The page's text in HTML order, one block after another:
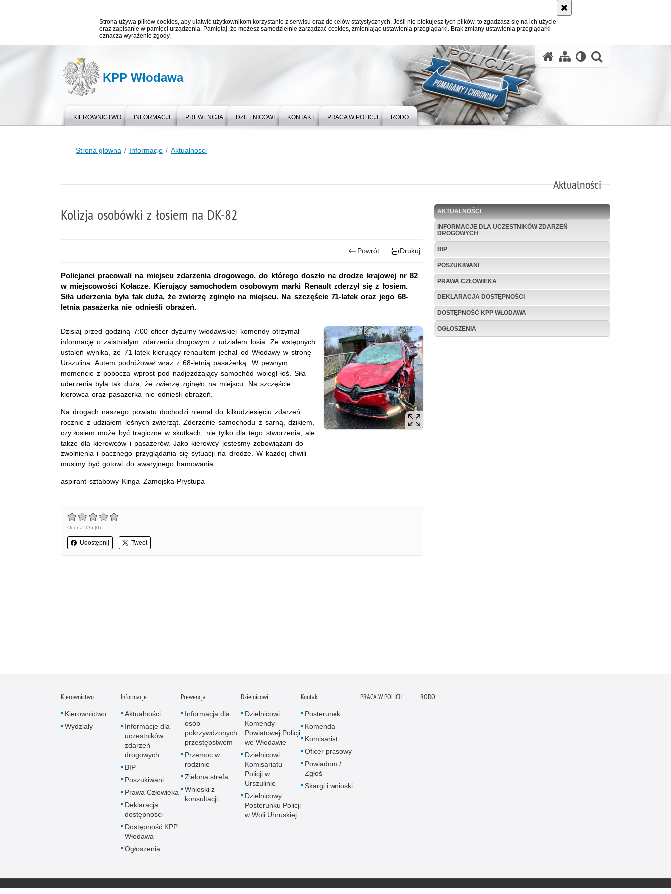
Strona używa plików cookies, aby ułatwić użytkownikom korzystanie z serwisu oraz do celów statystycznych. Jeśli nie blokujesz tych plików, to zgadzasz się na ich użycie
oraz zapisanie w pamięci urządzenia. Pamiętaj, że możesz samodzielnie zarządzać cookies, zmieniając ustawienia przeglądarki. Brak zmiany ustawienia przeglądarki
oznacza wyrażenie zgody.
KPP Włodawa
KIEROWNICTWO INFORMACJE PREWENCJA DZIELNICOWI KONTAKT PRACA W POLICJI RODO
Strona główna Informacje Aktualności
Aktualności
Kolizja osobówki z łosiem na DK-82
Powrót Drukuj
Policjanci pracowali na miejscu zdarzenia drogowego, do którego doszło na drodze krajowej nr 82
w miejscowości Kołacze. Kierujący samochodem osobowym marki Renault zderzył się z łosiem.
Siła uderzenia była tak duża, że zwierzę zginęło na miejscu. Na szczęście 71-latek oraz jego 68-
letnia pasażerka nie odnieśli obrażeń.
Dzisiaj przed godziną 7:00 oficer dyżurny włodawskiej komendy otrzymał
informację o zaistniałym zdarzeniu drogowym z udziałem łosia. Ze wstępnych
ustaleń wynika, że 71-latek kierujący renaultem jechał od Włodawy w stronę
Urszulina. Autem podróżował wraz z 68-letnią pasażerką. W pewnym
momencie z pobocza wprost pod nadjeżdżający samochód wbiegł łoś. Siła
uderzenia była tak duża, że zwierzę zginęło na miejscu. Na szczęście
kierowca oraz pasażerka nie odnieśli obrażeń.
Na drogach naszego powiatu dochodzi niemal do kilkudziesięciu zdarzeń
rocznie z udziałem leśnych zwierząt. Zderzenie samochodu z sarną, dzikiem,
czy łosiem może być tragiczne w skutkach, nie tylko dla tego stworzenia, ale
także dla kierowców i pasażerów. Jako kierowcy jesteśmy zobowiązani do
zwolnienia i bacznego przyglądania się sytuacji na drodze. W każdej chwili
musimy być gotowi do awaryjnego hamowania.
aspirant sztabowy Kinga Zamojska-Prystupa
Ocena: 0/5 (0)
Udostępnij Tweet
AKTUALNOŚCI
INFORMACJE DLA UCZESTNIKÓW ZDARZEŃ
DROGOWYCH
BIP
POSZUKIWANI
PRAWA CZŁOWIEKA
DEKLARACJA DOSTĘPNOŚCI
DOSTĘPNOŚĆ KPP WŁODAWA
OGŁOSZENIA
Kierownictwo
Kierownictwo
Wydziały
Informacje
Aktualności
Informacje dla
uczestników
zdarzeń
drogowych
BIP
Poszukiwani
Prawa Człowieka
Deklaracja
dostępności
Dostępność KPP
Włodawa
Ogłoszenia
Prewencja
Informacja dla
osób
pokrzywdzonych
przestępstwem
Przemoc w
rodzinie
Zielona strefa
Wnioski z
konsultacji
Dzielnicowi
Dzielnicowi
Komendy
Powiatowej Policji
we Włodawie
Dzielnicowi
Komisariatu
Policji w
Urszulinie
Dzielnicowy
Posterunku Policji
w Woli Uhruskiej
Kontakt
Posterunek
Komenda
Komisariat
Oficer prasowy
Powiadom /
Zgłoś
Skargi i wnioski
PRACA W POLICJI RODO